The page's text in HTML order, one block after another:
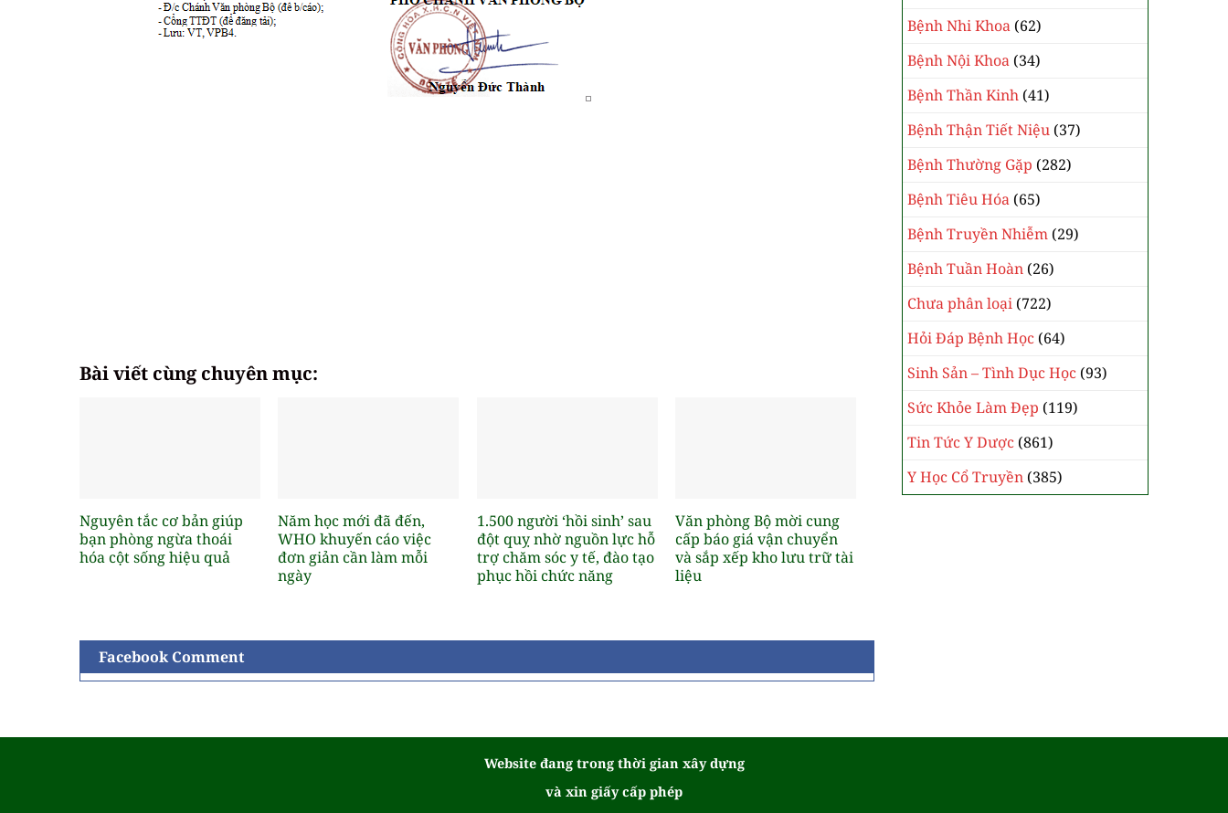
Bài viết cùng chuyên mục:
Nguyên tắc cơ bản giúp
bạn phòng ngừa thoái
hóa cột sống hiệu quả
Năm học mới đã đến,
WHO khuyến cáo việc
đơn giản cần làm mỗi
ngày
1.500 người ‘hồi sinh’ sau
đột quỵ nhờ nguồn lực hỗ
trợ chăm sóc y tế, đào tạo
phục hồi chức năng
Văn phòng Bộ mời cung
cấp báo giá vận chuyển
và sắp xếp kho lưu trữ tài
liệu
Facebook Comment
Bệnh Nhi Khoa (62)
Bệnh Nội Khoa (34)
Bệnh Thần Kinh (41)
Bệnh Thận Tiết Niệu (37)
Bệnh Thường Gặp (282)
Bệnh Tiêu Hóa (65)
Bệnh Truyền Nhiễm (29)
Bệnh Tuần Hoàn (26)
Chưa phân loại (722)
Hỏi Đáp Bệnh Học (64)
Sinh Sản – Tình Dục Học (93)
Sức Khỏe Làm Đẹp (119)
Tin Tức Y Dược (861)
Y Học Cổ Truyền (385)
Website đang trong thời gian xây dựng
và xin giấy cấp phép